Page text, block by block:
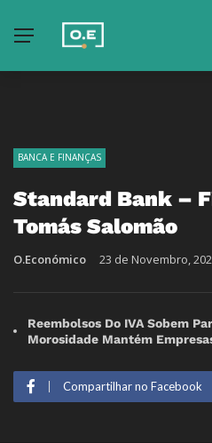
BANCA E FINANÇAS
Standard Bank –
Tomás Salomão
O.Económico 23 de Novembro,
Reembolsos Do IVA Sobem
Morosidade Mantém
Compartilhar no Facebook